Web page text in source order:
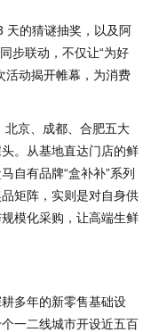
天的猜谜抽奖，以及阿
步联动，不仅让“为好
活动揭开帷幕，为消费
北京、成都、合肥五大
。从基地直达门店的鲜
自有品牌“盒补补”系列
矩阵，实则是对自身供
模化采购，让高端生鲜
多年的新零售基础设
一二线城市开设近五百